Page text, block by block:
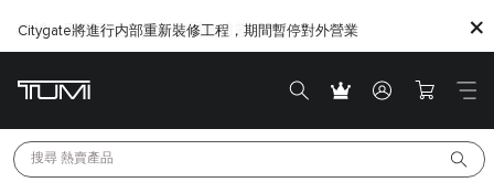
Citygate將進行内部重新裝修工程，期間暫停對外營業
搜尋 熱賣產品